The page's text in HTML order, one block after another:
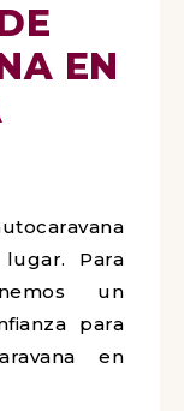
EN
Para
un
para
en